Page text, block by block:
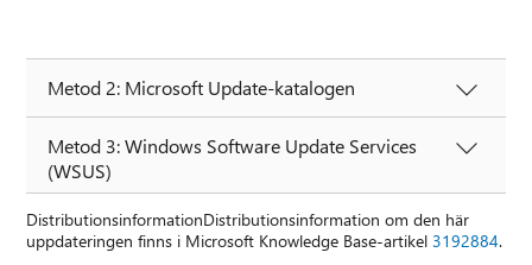
Metod 2: Microsoft Update-katalogen
Metod 3: Windows Software Update Services
(WSUS)
DistributionsinformationDistributionsinformation om den här
uppdateringen finns i Microsoft Knowledge Base-artikel3192884.